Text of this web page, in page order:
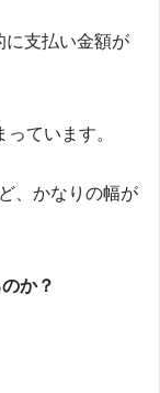
に支払い金額が
ています。
、かなりの幅が
か？